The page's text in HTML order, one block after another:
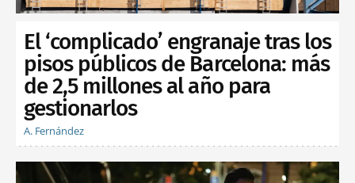
El ‘complicado’ engranaje tras los
pisos públicos de Barcelona: más
de 2,5 millones al año para
gestionarlos
A. Fernández